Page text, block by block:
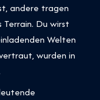
andere tragen
Du wirst
Welten
wurden in